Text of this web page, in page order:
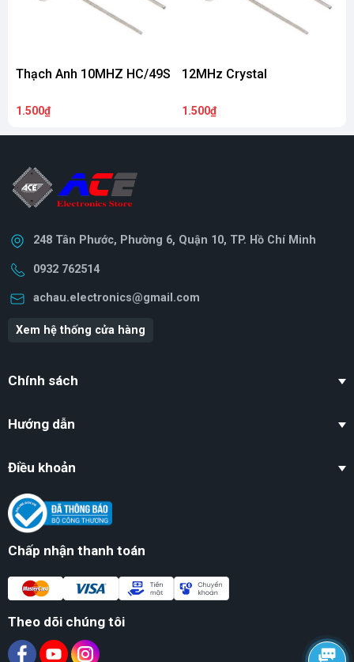
Thạch Anh 10MHZ HC/49S
1.500₫
12MHz Crystal
1.500₫
248 Tân Phước, Phường 6, Quận 10, TP. Hồ Chí Minh
0932 762514
achau.electronics@gmail.com
Xem hệ thống cửa hàng
Chính sách
Hướng dẫn
Điều khoản
Chấp nhận thanh toán
Theo dõi chúng tôi